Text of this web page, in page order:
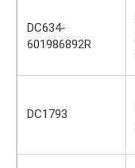
DC634-
601986892R
DC1793